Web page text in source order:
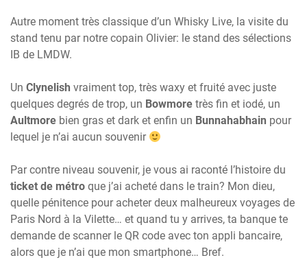
Autre moment très classique d’un Whisky Live, la visite du
stand tenu par notre copain Olivier: le stand des sélections
IB de LMDW.
Un Clynelish vraiment top, très waxy et fruité avec juste
quelques degrés de trop, un Bowmore très fin et iodé, un
Aultmore bien gras et dark et enfin un Bunnahabhain pour
lequel je n’ai aucun souvenir
Par contre niveau souvenir, je vous ai raconté l’histoire du
ticket de métro que j’ai acheté dans le train? Mon dieu,
quelle pénitence pour acheter deux malheureux voyages de
Paris Nord à la Vilette… et quand tu y arrives, ta banque te
demande de scanner le QR code avec ton appli bancaire,
alors que je n’ai que mon smartphone… Bref.